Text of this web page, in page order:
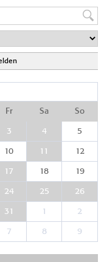
Fr Sa So
3 4 5
10 11 12
17 18 19
24 25 26
31 1 2
7 8 9